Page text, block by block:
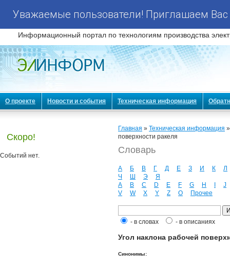
Уважаемые пользователи! Приглашаем
Информационный портал по технологиям производства
О проекте Новости и события Техническая информация
Скоро!
Событий нет.
Главная » Техническая информация
поверхности ракеля
Словарь
А Б В Г Д Е З И К
Л
Ч
Ш Э
Я
A
B C D E F G H
J
V
W X Y Z О Прочее
- в словах - в описаниях
Угол наклона рабочей
Синонимы: